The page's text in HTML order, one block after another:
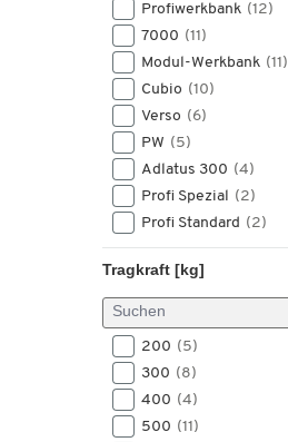
Profiwerkbank (12)
7000 (11)
Modul-Werkbank (11)
Cubio (10)
Verso (6)
PW (5)
Adlatus 300 (4)
Profi Spezial (2)
Profi Standard (2)
Tragkraft [kg]
200 (5)
300 (8)
400 (4)
500 (11)